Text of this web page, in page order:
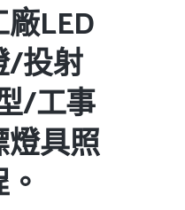
LED
/投射
/工事
具照